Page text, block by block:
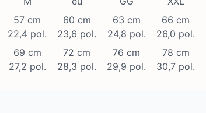
57 cm
22,4 pol.
60 cm
23,6 pol.
63 cm
24,8 pol.
66 cm
26,0 pol.
69 cm
27,2 pol.
72 cm
28,3 pol.
76 cm
29,9 pol.
78 cm
30,7 pol.